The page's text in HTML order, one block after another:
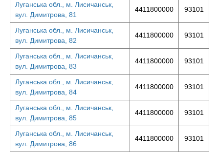
Луганська обл., м. Лисичанськ,
вул. Димитрова, 81
4411800000 93101
Луганська обл., м. Лисичанськ,
вул. Димитрова, 82
4411800000 93101
Луганська обл., м. Лисичанськ,
вул. Димитрова, 83
4411800000 93101
Луганська обл., м. Лисичанськ,
вул. Димитрова, 84
4411800000 93101
Луганська обл., м. Лисичанськ,
вул. Димитрова, 85
4411800000 93101
Луганська обл., м. Лисичанськ,
вул. Димитрова, 86
4411800000 93101